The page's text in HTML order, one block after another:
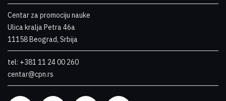
Centar za promociju nauke
Ulica kralja Petra 46a
11158 Beograd, Srbija
tel: +381 11 24 00 260
centar@cpn.rs